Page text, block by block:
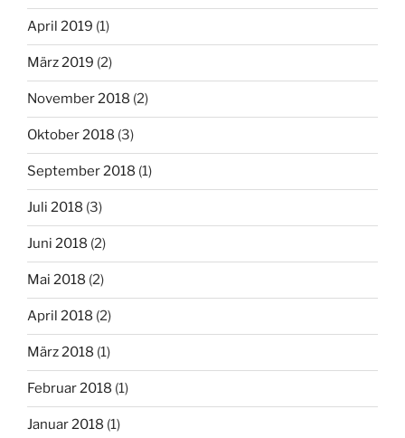
April 2019 (1)
März 2019 (2)
November 2018 (2)
Oktober 2018 (3)
September 2018 (1)
Juli 2018 (3)
Juni 2018 (2)
Mai 2018 (2)
April 2018 (2)
März 2018 (1)
Februar 2018 (1)
Januar 2018 (1)